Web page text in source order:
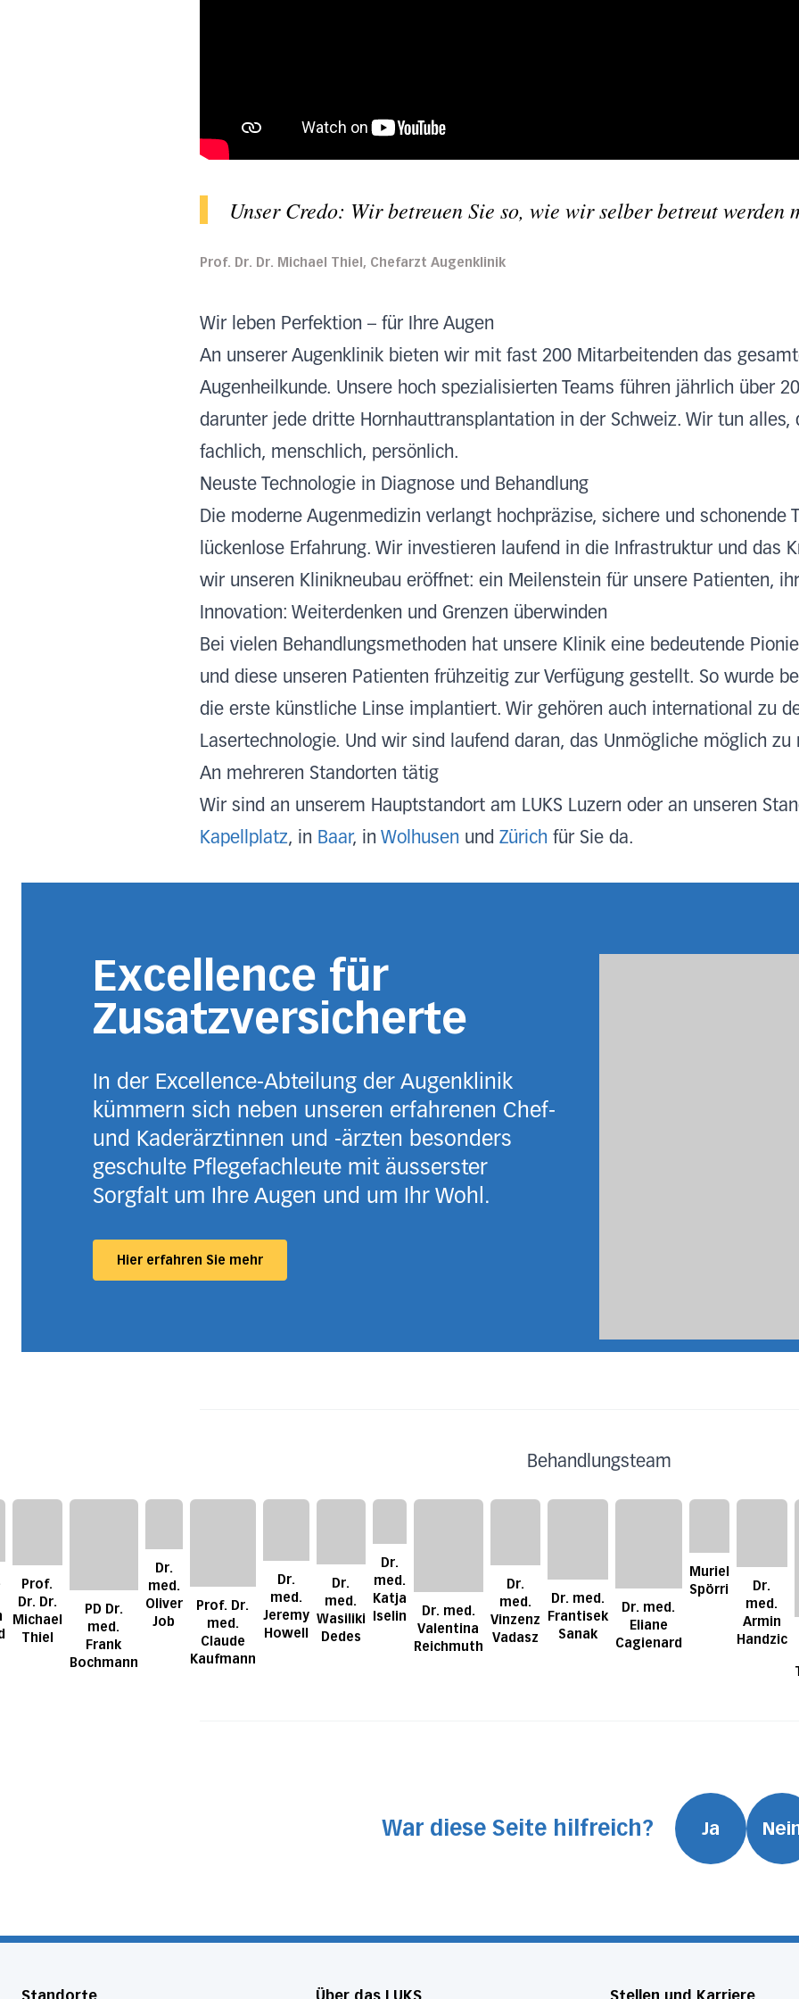
Unser Credo: Wir betreuen Sie so, wie wir selber betreut werden
Prof. Dr. Dr. Michael Thiel, Chefarzt Augenklinik
Wir leben Perfektion – für Ihre Augen
An unserer Augenklinik bieten wir mit fast 200 Mitarbeitenden das
Augenheilkunde. Unsere hoch spezialisierten Teams führen jährlich über
darunter jede dritte Hornhauttransplantation in der Schweiz. Wir tun alles,
fachlich, menschlich, persönlich.
Neuste Technologie in Diagnose und Behandlung
Die moderne Augenmedizin verlangt hochpräzise, sichere und schonende
lückenlose Erfahrung. Wir investieren laufend in die Infrastruktur und das
wir unseren Klinikneubau eröffnet: ein Meilenstein für unsere Patienten,
Innovation: Weiterdenken und Grenzen überwinden
Bei vielen Behandlungsmethoden hat unsere Klinik eine bedeutende
und diese unseren Patienten frühzeitig zur Verfügung gestellt. So wurde
die erste künstliche Linse implantiert. Wir gehören auch international zu
Lasertechnologie. Und wir sind laufend daran, das Unmögliche möglich zu
An mehreren Standorten tätig
Wir sind an unserem Hauptstandort am LUKS Luzern oder an unseren
Kape llplatz, in Baar, in Wolhusen und Zürich für Sie da.
Excellence für
Zusatzversicherte
In der Excellence-Abteilung der Augenklinik
kümmern sich neben unseren erfahrenen Chef-
und Kaderärztinnen und -ärzten besonders
geschulte Pflegefachleute mit äusserster
Sorgfalt um Ihre Augen und um Ihr Wohl.
Hier erfahren Sie mehr
Behandlungsteam
Prof.
Dr. Dr.
Michael
Thiel
PD Dr.
med.
Frank
Bochmann
Dr.
med.
Oliver
Job
Prof. Dr.
med.
Claude
Kaufmann
Dr.
med.
Jeremy
Howell
Dr.
med.
Wasiliki
Dedes
Dr.
med.
Katja
Iselin
Dr. med.
Valentina
Reichmuth
Dr.
med.
Vinzenz
Vadasz
Dr. med.
Frantisek
Sanak
Dr. med.
Eliane
Cagienard
Muriel
Spörri
Dr.
med.
Armin
Handzic
War diese Seite hilfreich? Ja
Standorte Über das LUKS Stellen und Karriere